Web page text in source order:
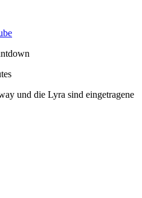
und die Lyra sind eingetragene